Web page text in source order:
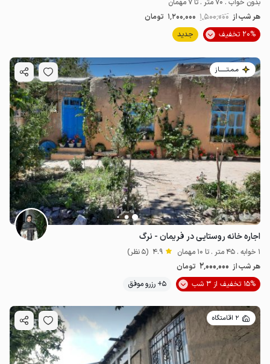
هر شب از 1٬500٬000 1٬200٬000 تومان
20% تخفیف
جدید
مـمـتــــــاز
اجاره خانه روستایی در فریمان - نرگ
1 خوابه . 45 متر . تا 10 مهمان 4.9 (5 نظر)
هر شب از 2٬000٬000 تومان
15% تخفیف از 3 شب
5+ رزرو موفق
2 اقامتگاه